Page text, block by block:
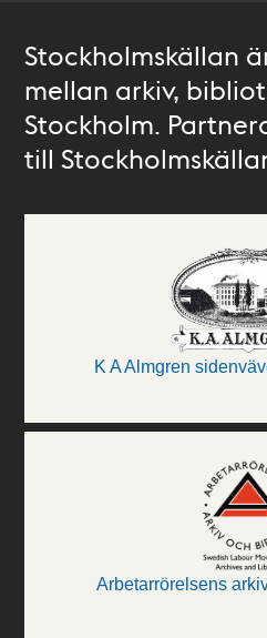
Stockholmskällan
mellan arkiv,
Stockholm.
till
K A Almgren
Arbetarrörelsens